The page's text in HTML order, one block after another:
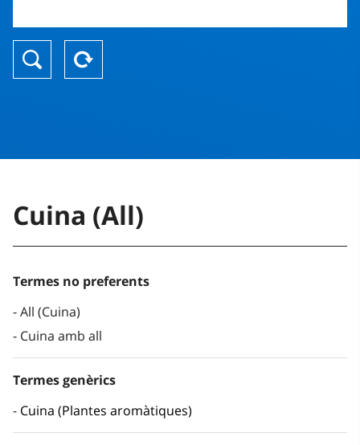
Cuina (All)
Termes no preferents
All (Cuina)
Cuina amb all
Termes genèrics
Cuina (Plantes aromàtiques)